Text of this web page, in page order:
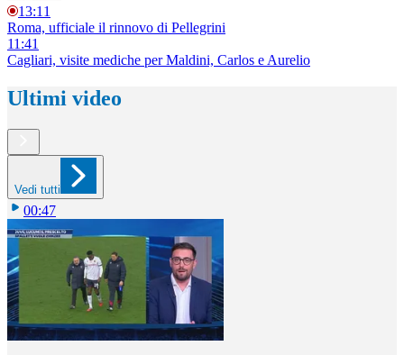
13:11
Roma, ufficiale il rinnovo di Pellegrini
11:41
Cagliari, visite mediche per Maldini, Carlos e Aurelio
Ultimi video
Vedi tutti
00:47